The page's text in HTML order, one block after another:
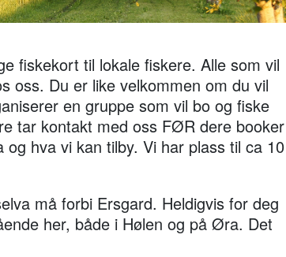
fiskekort til lokale fiskere. Alle som vil
oss. Du er like velkommen om du vil
en gruppe som vil bo og fiske
tar kontakt med oss FØR dere booker
hva vi kan tilby. Vi har plass til ca 10
må forbi Ersgard. Heldigvis for deg
her, både i Hølen og på Øra. Det